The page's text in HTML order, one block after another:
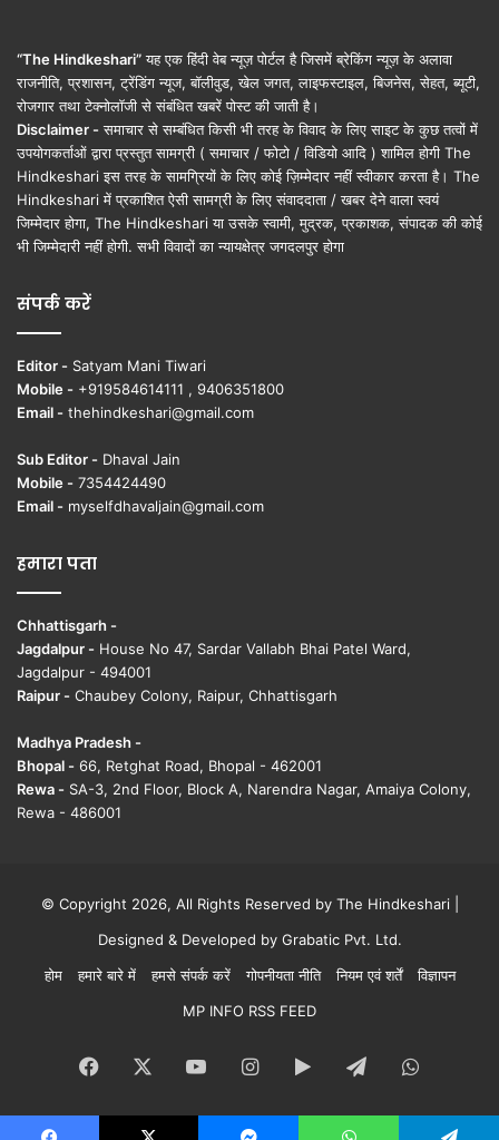
“The Hindkeshari”यह एक हिंदी वेब न्यूज़ पोर्टल है जिसमें ब्रेकिंग न्यूज़ के अलावा
राजनीति, प्रशासन, ट्रेंडिंग न्यूज, बॉलीवुड, खेल जगत, लाइफस्टाइल, बिजनेस, सेहत, ब्यूटी,
रोजगार तथा टेक्नोलॉजी से संबंधित खबरें पोस्ट की जाती है।
Disclaimer - समाचार से सम्बंधित किसी भी तरह के विवाद के लिए साइट के कुछ तत्वों में
उपयोगकर्ताओं द्वारा प्रस्तुत सामग्री ( समाचार / फोटो / विडियो आदि ) शामिल होगी The
Hindkeshari इस तरह के सामग्रियों के लिए कोई ज़िम्मेदार नहीं स्वीकार करता है। The
Hindkeshari में प्रकाशित ऐसी सामग्री के लिए संवाददाता / खबर देने वाला स्वयं
जिम्मेदार होगा, The Hindkeshari या उसके स्वामी, मुद्रक, प्रकाशक, संपादक की कोई
भी जिम्मेदारी नहीं होगी. सभी विवादों का न्यायक्षेत्र जगदलपुर होगा
संपर्क करें
Editor - Satyam Mani Tiwari
Mobile - +919584614111 , 9406351800
Email - thehindkeshari@gmail.com
Sub Editor - Dhaval Jain
Mobile - 7354424490
Email - myselfdhavaljain@gmail.com
हमारा पता
Chhattisgarh -
Jagdalpur - House No 47, Sardar Vallabh Bhai Patel Ward,
Jagdalpur - 494001
Raipur - Chaubey Colony, Raipur, Chhattisgarh
Madhya Pradesh -
Bhopal - 66, Retghat Road, Bhopal - 462001
Rewa - SA-3, 2nd Floor, Block A, Narendra Nagar, Amaiya Colony,
Rewa - 486001
© Copyright 2026, All Rights Reserved by The Hindkeshari |
Designed & Developed by Grabatic Pvt. Ltd.
होम
हमारे बारे में हमसे संपर्क करें गोपनीयता नीति नियम एवं शर्तें
विज्ञापन
MP INFO RSS FEED
Facebook YouTubeInstagram
Google
Play
Telegram